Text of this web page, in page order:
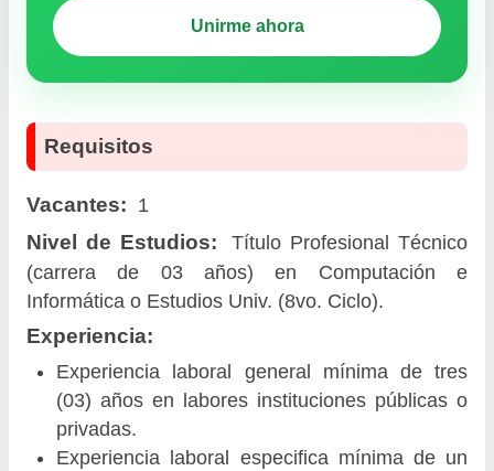
Unirme ahora
Requisitos
Vacantes: 1
Nivel de Estudios:
Título Profesional Técnico
(carrera de 03 años) en Computación e
Informática o Estudios Univ. (8vo. Ciclo).
Experiencia:
Experiencia laboral general mínima de tres
(03) años en labores instituciones públicas o
privadas.
Experiencia laboral especifica mínima de un